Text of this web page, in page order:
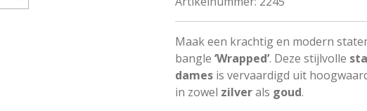
Maak een krachtig en modern
bangle ‘Wrapped’. Deze stijlvolle
dames is vervaardigd uit
in zowel zilverals goud.